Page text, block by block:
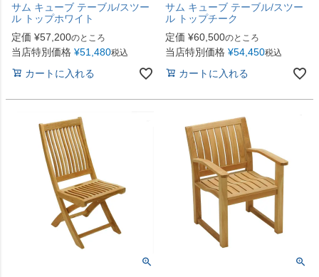
サム キューブ テーブル/スツー
ル トップホワイト
定価 ¥57,200のところ
当店特別価格 ¥51,480税込
カートに入れる
サム キューブ テーブル/スツー
ル トップチーク
定価 ¥60,500のところ
当店特別価格 ¥54,450税込
カートに入れる